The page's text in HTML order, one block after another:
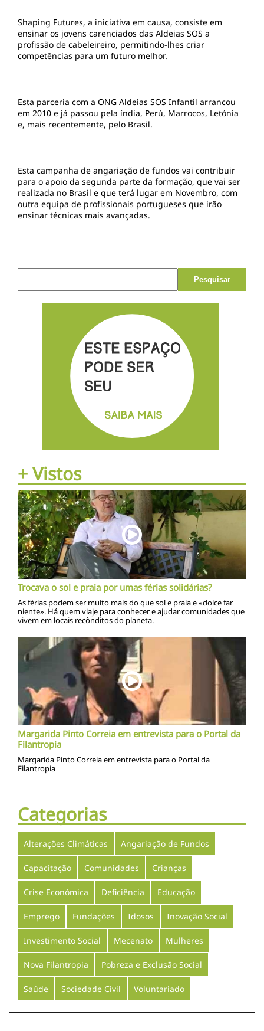
Shaping Futures, a iniciativa em causa, consiste em
ensinar os jovens carenciados das Aldeias SOS a
profissão de cabeleireiro, permitindo-lhes criar
competências para um futuro melhor.
Esta parceria com a ONG Aldeias SOS Infantil arrancou
em 2010 e já passou pela índia, Perú, Marrocos, Letónia
e, mais recentemente, pelo Brasil.
Esta campanha de angariação de fundos vai contribuir
para o apoio da segunda parte da formação, que vai ser
realizada no Brasil e que terá lugar em Novembro, com
outra equipa de profissionais portugueses que irão
ensinar técnicas mais avançadas.
Pesquisar por:
+ Vistos
Trocava o sol e praia por umas férias solidárias?
As férias podem ser muito mais do que sol e praia e «dolce far
niente». Há quem viaje para conhecer e ajudar comunidades que
vivem em locais recônditos do planeta.
Margarida Pinto Correia em entrevista para o Portal da
Filantropia
Margarida Pinto Correia em entrevista para o Portal da
Filantropia
Categorias
Alterações Climáticas Angariação de Fundos
Capacitação Comunidades Crianças
Crise Económica Deficiência Educação
Emprego Fundações Idosos Inovação Social
Investimento Social Mecenato Mulheres
Nova Filantropia Pobreza e Exclusão Social
Saúde Sociedade Civil Voluntariado